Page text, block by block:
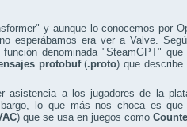
y aunque lo conocemos por
esperábamos era ver a Valve.
denominada "SteamGPT"
protobuf(.proto) que
asistencia a los jugadores de la
lo que más nos choca es
) que se usa en juegos como